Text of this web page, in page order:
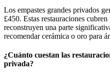
Los empastes grandes privados
£450. Estas restauraciones
reconstruyen una parte
recomendar cerámica o oro para
¿Cuánto cuestan las
privada?